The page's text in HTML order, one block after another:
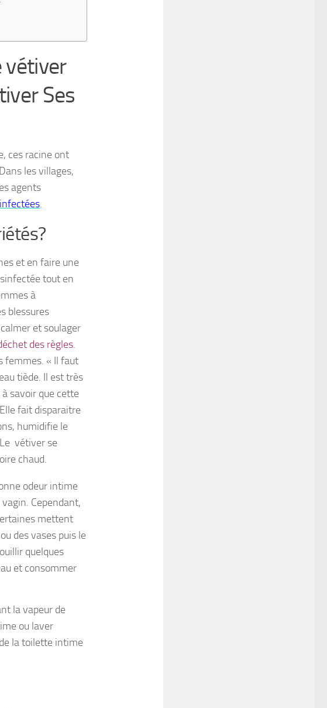
vétiver
Ses
ces racine ont
les villages,
agents
.
et en faire une
tout en
à
blessures
et soulager
des règles.
femmes. « Il faut
tiède. Il est très
savoir que cette
fait disparaitre
humidifie le
vétiver se
chaud.
odeur intime
Cependant,
mettent
des vases puis le
quelques
et consommer
la vapeur de
ou laver
la toilette intime